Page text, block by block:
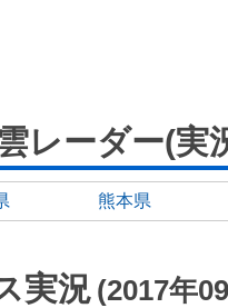
レーダー(実
熊本県
実況 (2017年